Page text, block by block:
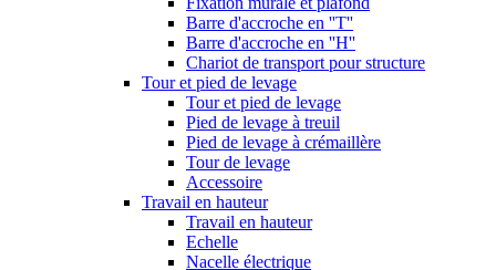
Barre d'accroche en ''T''
Barre d'accroche en ''H''
Chariot de transport pour structure
Tour et pied de levage
Tour et pied de levage
Pied de levage à treuil
Pied de levage à crémaillère
Tour de levage
Accessoire
Travail en hauteur
Travail en hauteur
Echelle
Nacelle électrique